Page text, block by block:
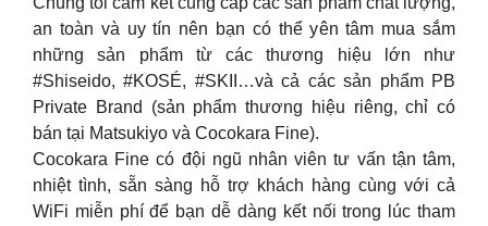
an toàn và uy tín nên bạn có thể yên tâm mua sắm
những sản phẩm từ các thương hiệu lớn như
#Shiseido, #KOSÉ, #SKII…và cả các sản phẩm PB
Private Brand (sản phẩm thương hiệu riêng, chỉ có
bán tại Matsukiyo và Cocokara Fine).
Cocokara Fine có đội ngũ nhân viên tư vấn tận tâm,
nhiệt tình, sẵn sàng hỗ trợ khách hàng cùng với cả
WiFi miễn phí để bạn dễ dàng kết nối trong lúc tham